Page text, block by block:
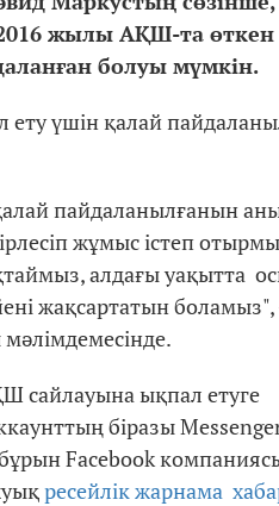
2016 жылы АҚШ-та
болуы мүмкін.
үшін қалай
пайдаланылғанын
жұмыс істеп
алдағы уақытта
жақсартатын боламыз",
сайлауына ықпал етуге
біразы
Facebook
ресейлік жарнама